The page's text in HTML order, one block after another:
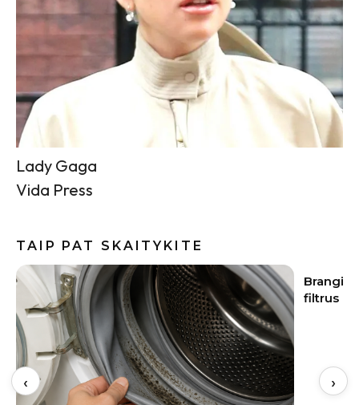
Lady Gaga
Vida Press
TAIP PAT SKAITYKITE
Brangi naujakurių klaida: apie vandens
filtrus pagalvojama tik paleidus vandenį
Vasaros
įvaizdį
‹ ›